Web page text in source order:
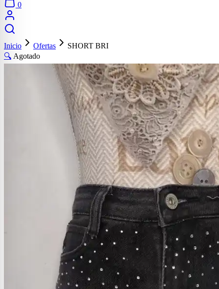
0
Inicio Ofertas
SHORT BRI
🔍 Agotado